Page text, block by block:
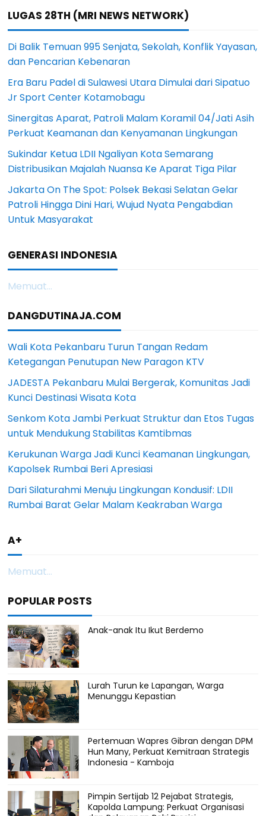
LUGAS 28TH (MRI NEWS NETWORK)
Di Balik Temuan 995 Senjata, Sekolah, Konflik Yayasan,
dan Pencarian Kebenaran
Era Baru Padel di Sulawesi Utara Dimulai dari Sipatuo
Jr Sport Center Kotamobagu
Sinergitas Aparat, Patroli Malam Koramil 04/Jati Asih
Perkuat Keamanan dan Kenyamanan Lingkungan
Sukindar Ketua LDII Ngaliyan Kota Semarang
Distribusikan Majalah Nuansa Ke Aparat Tiga Pilar
Jakarta On The Spot: Polsek Bekasi Selatan Gelar
Patroli Hingga Dini Hari, Wujud Nyata Pengabdian
Untuk Masyarakat
GENERASI INDONESIA
Memuat...
DANGDUTINAJA.COM
Wali Kota Pekanbaru Turun Tangan Redam
Ketegangan Penutupan New Paragon KTV
JADESTA Pekanbaru Mulai Bergerak, Komunitas Jadi
Kunci Destinasi Wisata Kota
Senkom Kota Jambi Perkuat Struktur dan Etos Tugas
untuk Mendukung Stabilitas Kamtibmas
Kerukunan Warga Jadi Kunci Keamanan Lingkungan,
Kapolsek Rumbai Beri Apresiasi
Dari Silaturahmi Menuju Lingkungan Kondusif: LDII
Rumbai Barat Gelar Malam Keakraban Warga
A+
Memuat...
POPULAR POSTS
Anak-anak Itu Ikut Berdemo
Lurah Turun ke Lapangan, Warga
Menunggu Kepastian
Pertemuan Wapres Gibran dengan DPM
Hun Many, Perkuat Kemitraan Strategis
Indonesia - Kamboja
Pimpin Sertijab 12 Pejabat Strategis,
Kapolda Lampung: Perkuat Organisasi